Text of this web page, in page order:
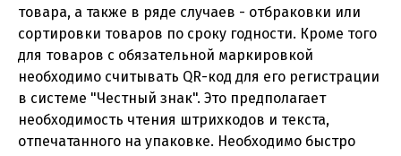
товара, а также в ряде случаев - отбраковки или
сортировки товаров по сроку годности. Кроме того
для товаров с обязательной маркировкой
необходимо считывать QR-код для его регистрации
в системе "Честный знак". Это предполагает
необходимость чтения штрихкодов и текста,
отпечатанного на упаковке. Необходимо быстро